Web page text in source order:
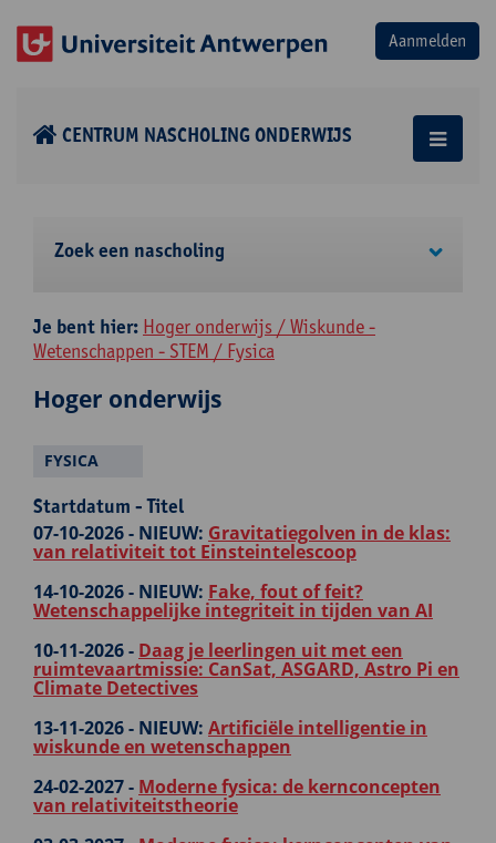
CENTRUM NASCHOLING ONDERWIJS
Zoek een nascholing
Je bent hier: Hoger onderwijs / Wiskunde -
Wetenschappen - STEM / Fysica
Hoger onderwijs
FYSICA
Startdatum - Titel
07-10-2026 - NIEUW: Gravitatiegolven in de klas:
van relativiteit tot Einsteintelescoop
14-10-2026 - NIEUW: Fake, fout of feit?
Wetenschappelijke integriteit in tijden van AI
10-11-2026 - Daag je leerlingen uit met een
ruimtevaartmissie: CanSat, ASGARD, Astro Pi en
Climate Detectives
13-11-2026 - NIEUW: Artificiële intelligentie in
wiskunde en wetenschappen
24-02-2027 - Moderne fysica: de kernconcepten
van relativiteitstheorie